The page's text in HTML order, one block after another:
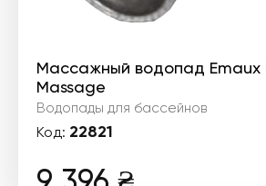
Массажный водопад Emaux
Massage
Водопады для бассейнов
Код: 22821